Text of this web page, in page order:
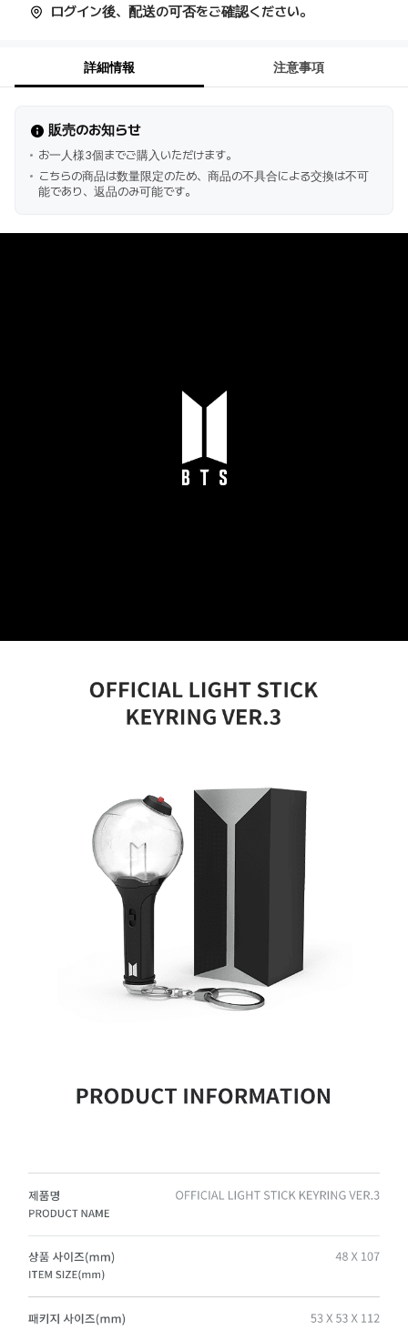
ログイン後、配送の可否をご確認ください。
詳細情報 注意事項
販売のお知らせ
お一人様3個までご購入いただけます。
こちらの商品は数量限定のため、商品の不具合による交換は不可
能であり、返品のみ可能です。